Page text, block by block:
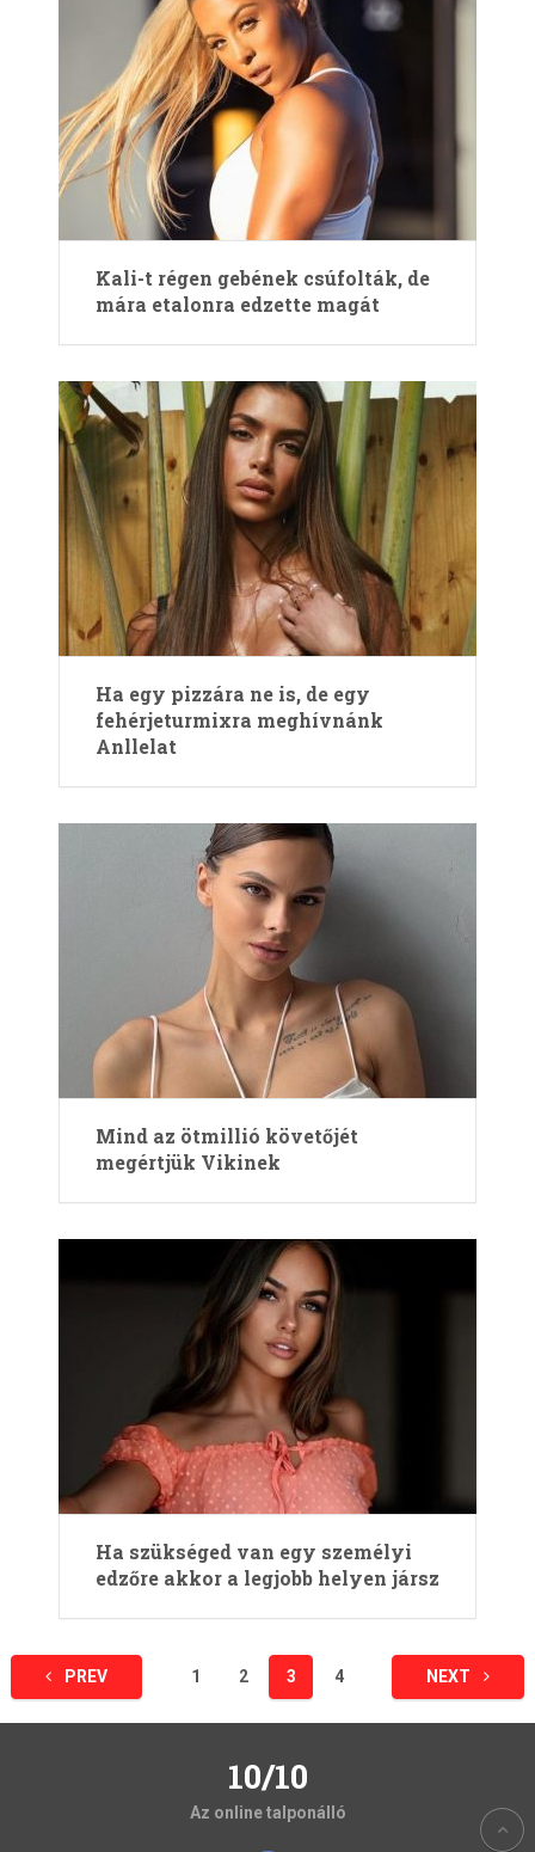
Kali-t régen gebének csúfolták, de
mára etalonra edzette magát
Ha egy pizzára ne is, de egy
fehérjeturmixra meghívnánk
Anllelat
Mind az ötmillió követőjét
megértjük Vikinek
Ha szükséged van egy személyi
edzőre akkor a legjobb helyen jársz
Bejegyzések
lapozása
PREV 1 2 3 4 NEXT
10/10
Az online talponálló